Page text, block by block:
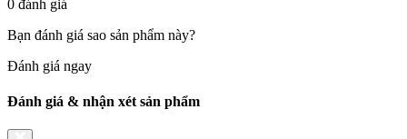
0 đánh giá
Bạn đánh giá sao sản phẩm này?
Đánh giá ngay
Đánh giá & nhận xét sản phẩm